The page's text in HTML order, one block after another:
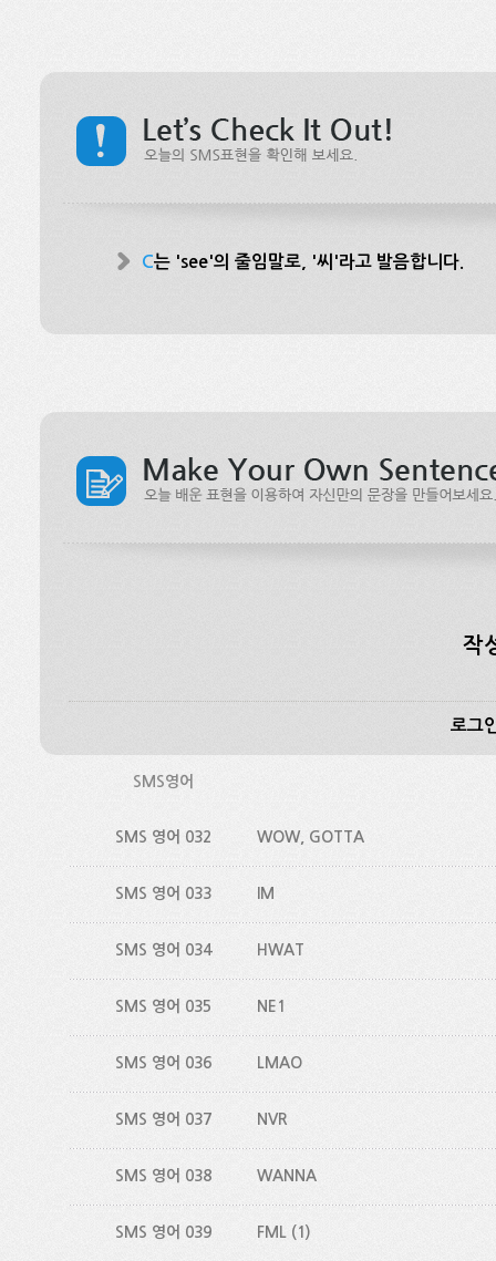
C는 'see'의 줄임말로, '씨'라고 발음합니다.
작
로그
SMS영어
SMS 영어 032 WOW, GOTTA
SMS 영어 033 IM
SMS 영어 034 HWAT
SMS 영어 035 NE1
SMS 영어 036 LMAO
SMS 영어 037 NVR
SMS 영어 038 WANNA
SMS 영어 039 FML (1)